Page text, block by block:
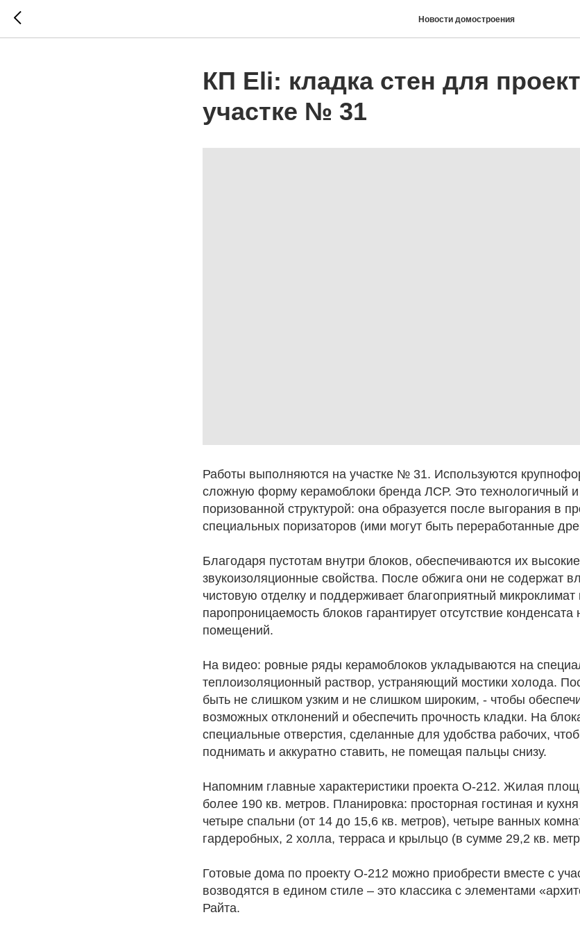
Новости домостроения
КП Eli: кладка стен для
участке № 31
Работы выполняются на участке № 31. Используются
сложную форму керамоблоки бренда ЛСР. Это технологичный
поризованной структурой: она образуется после выгорания в
специальных поризаторов (ими могут быть переработанные
Благодаря пустотам внутри блоков, обеспечиваются их
звукоизоляционные свойства. После обжига они не содержат
чистовую отделку и поддерживает благоприятный
паропроницаемость блоков гарантирует отсутствие конденсата
помещений.
На видео: ровные ряды керамоблоков укладываются на
теплоизоляционный раствор, устраняющий мостики холода.
быть не слишком узким и не слишком широким, - чтобы
возможных отклонений и обеспечить прочность кладки. На
специальные отверстия, сделанные для удобства рабочих,
поднимать и аккуратно ставить, не помещая пальцы снизу.
Напомним главные характеристики проекта О-212. Жилая
более 190 кв. метров. Планировка: просторная гостиная и
четыре спальни (от 14 до 15,6 кв. метров), четыре ванных
гардеробных, 2 холла, терраса и крыльцо (в сумме 29,2 кв.
Готовые дома по проекту О-212 можно приобрести вместе с
возводятся в едином стиле – это классика с элементами
Райта.